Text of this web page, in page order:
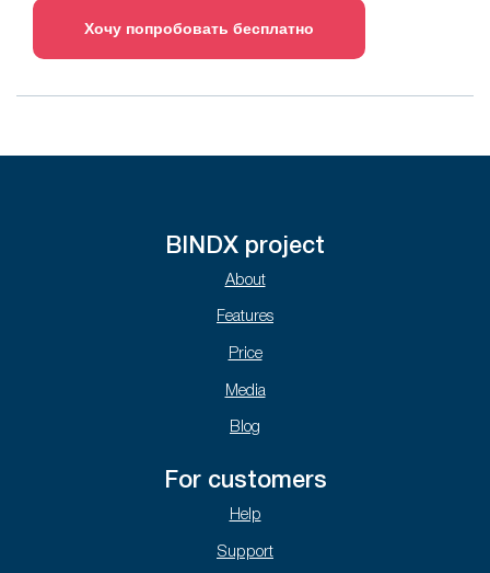
Хочу попробовать бесплатно
BINDX project
About
Features
Price
Media
Blog
For customers
Help
Support